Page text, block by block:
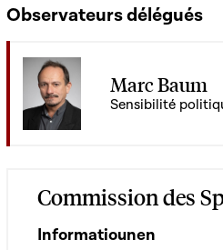
Observateurs délégués
Marc Baum
Sensibilité
Commission des
Informatiounen